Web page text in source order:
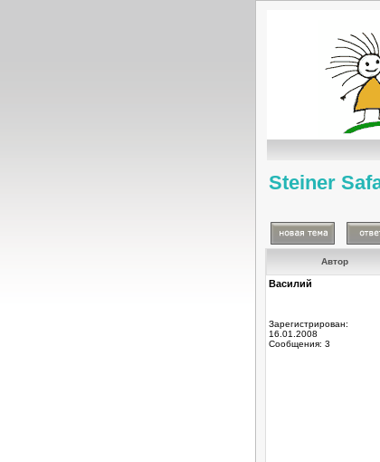
Steiner
Автор
Василий
Зарегистрирован:
16.01.2008
Сообщения: 3